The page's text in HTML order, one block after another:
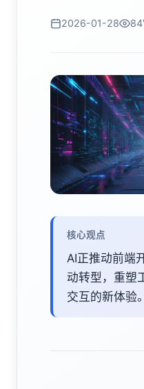
2026-01-28 84
核心观点
AI正推动前端
动转型，重塑
交互的新体验。